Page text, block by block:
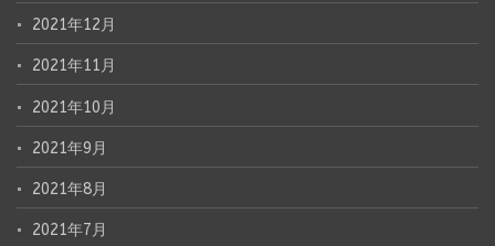
2021年12月
2021年11月
2021年10月
2021年9月
2021年8月
2021年7月